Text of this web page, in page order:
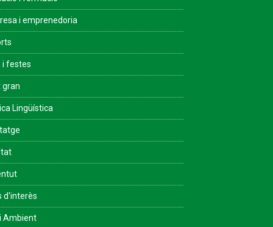
i emprenedoria
i festes
gran
Lingüística
d'interès
Ambient